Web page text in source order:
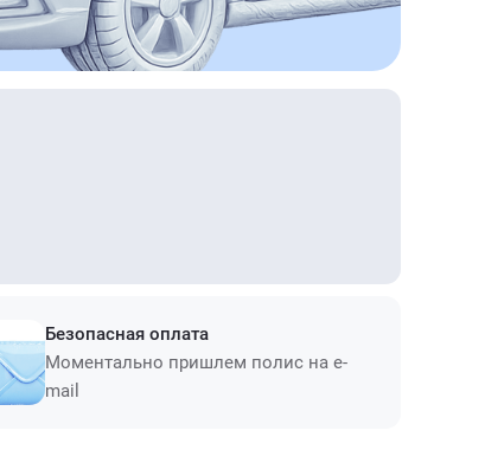
Безопасная оплата
Моментально пришлем полис на e-
mail